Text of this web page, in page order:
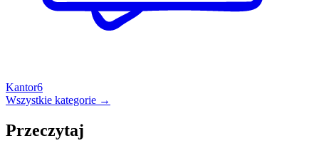
Kantor6
Wszystkie kategorie →
Przeczytaj